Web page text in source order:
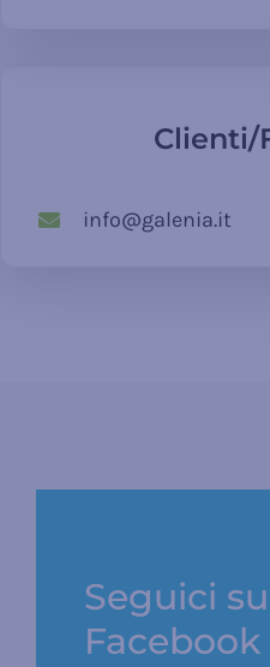
Clienti/
info@galenia.it
Seguici su
Facebook